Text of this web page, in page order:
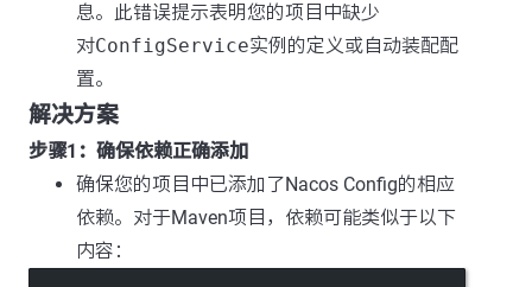
息。此错误提示表明您的项目中缺少
对ConfigService实例的定义或自动装配配
置。
解决方案
步骤1：确保依赖正确添加
确保您的项目中已添加了Nacos Config的相应
依赖。对于Maven项目，依赖可能类似于以下
内容：